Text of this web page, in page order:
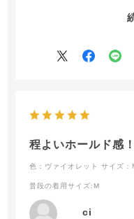
クも買っちゃいました！
実物は画像よりちょっ
程よいホールド感！
色：ヴァイオレット サイズ：
普段の着用サイズ :M
ci